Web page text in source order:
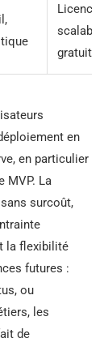
Licence
gratuit
en
en particulier
MVP. La
surcoût,
la flexibilité
futures :
ou
les
de